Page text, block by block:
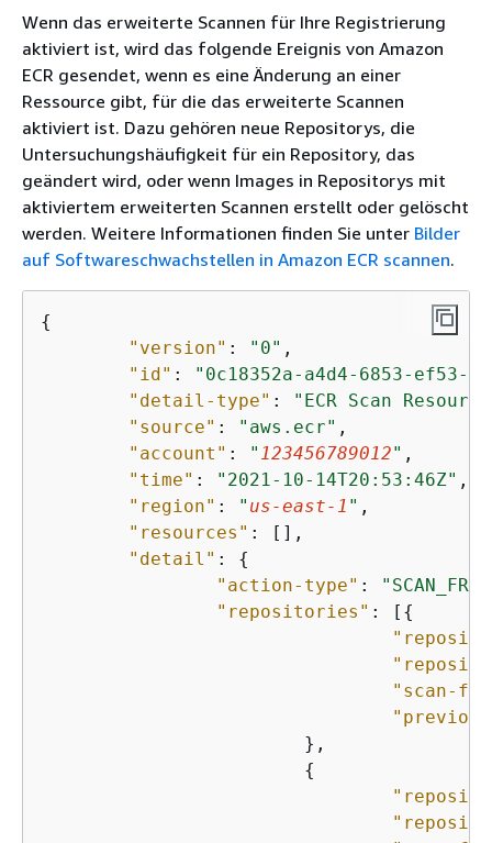
Wenn das erweiterte Scannen für Ihre Registrierung
aktiviert ist, wird das folgende Ereignis von Amazon
ECR gesendet, wenn es eine Änderung an einer
Ressource gibt, für die das erweiterte Scannen
aktiviert ist. Dazu gehören neue Repositorys, die
Untersuchungshäufigkeit für ein Repository, das
geändert wird, oder wenn Images in Repositorys mit
aktiviertem erweiterten Scannen erstellt oder gelöscht
werden. Weitere Informationen finden Sie unter Bilder
auf Softwareschwachstellen in Amazon ECR scannen.
{
"version" : "0" ,
"id" :
"0c18352a-a4d4-6853-ef53-
"detail-type" :
"ECR Scan
"source" : "aws.ecr" ,
"account" : " 123456789012" ,
"time" : "2021-10-14T20:53:46Z" ,
"region" : " us-east-1 " ,
"resources" : [],
"detail" : {
"action-type" :
"repositories" : [ {
"scan-
{